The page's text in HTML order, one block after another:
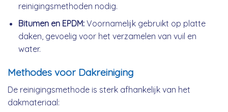
reinigingsmethoden nodig.
Bitumen en EPDM:Voornamelijk gebruikt op platte
daken, gevoelig voor het verzamelen van vuil en
water.
Methodes voor Dakreiniging
De reinigingsmethode is sterk afhankelijk van het
dakmateriaal: